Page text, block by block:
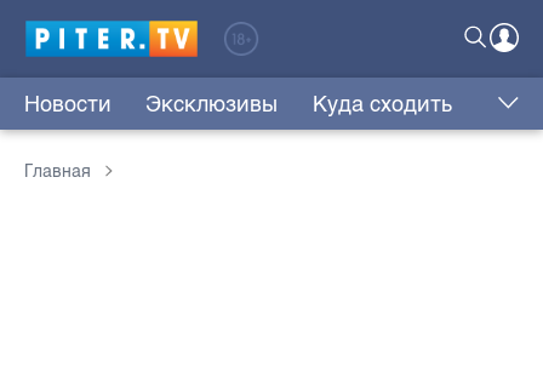
Новости Эксклюзивы Куда сходить
Главная